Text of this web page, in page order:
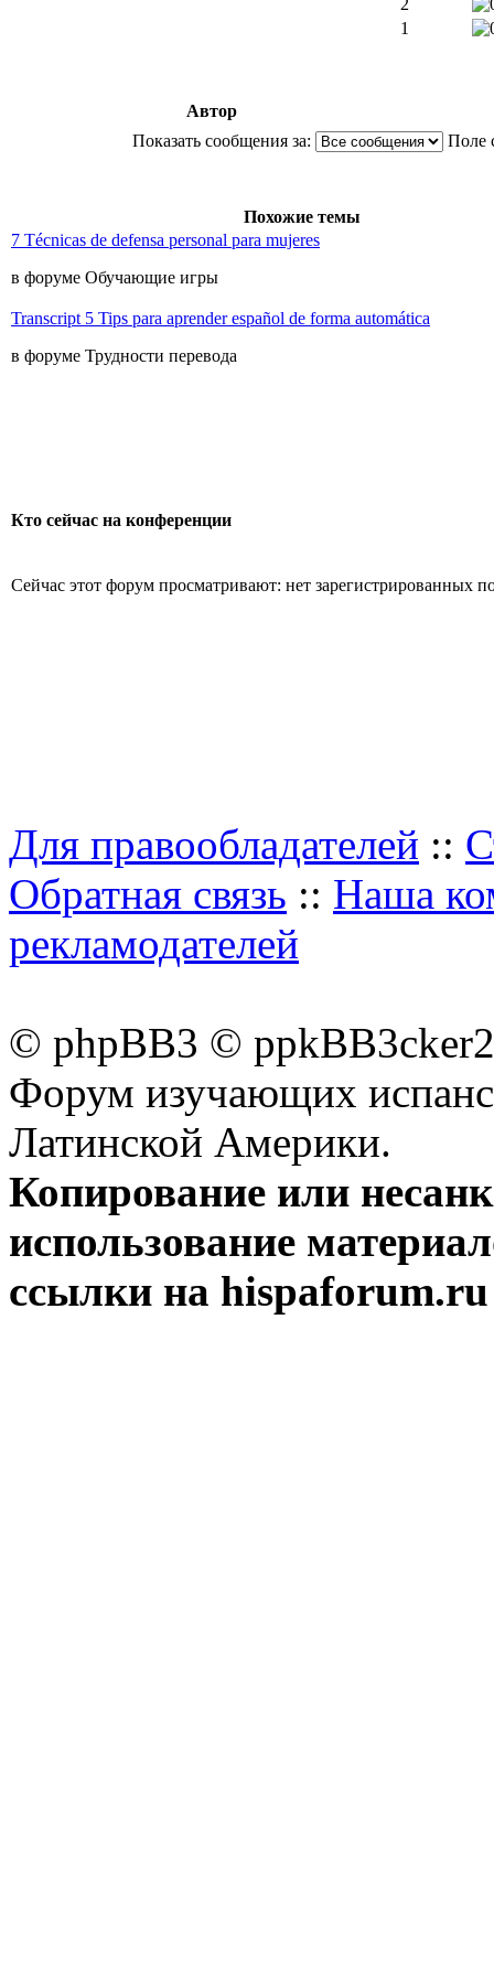
1
Автор
Показать сообщения за:
Поле
Похожие темы
7 Técnicas de defensa personal para mujeres
в форуме Обучающие игры
Transcript 5 Tips para aprender español de forma automática
в форуме Трудности перевода
Кто сейчас на конференции
Сейчас этот форум просматривают: нет зарегистрированных
Для правообладателей ::
Обратная связь :: Наша
рекламодателей
© phpBB3 ©
Форум изучающих
Латинской Америки.
Копирование или
использование
ссылки на hispaforum.ru